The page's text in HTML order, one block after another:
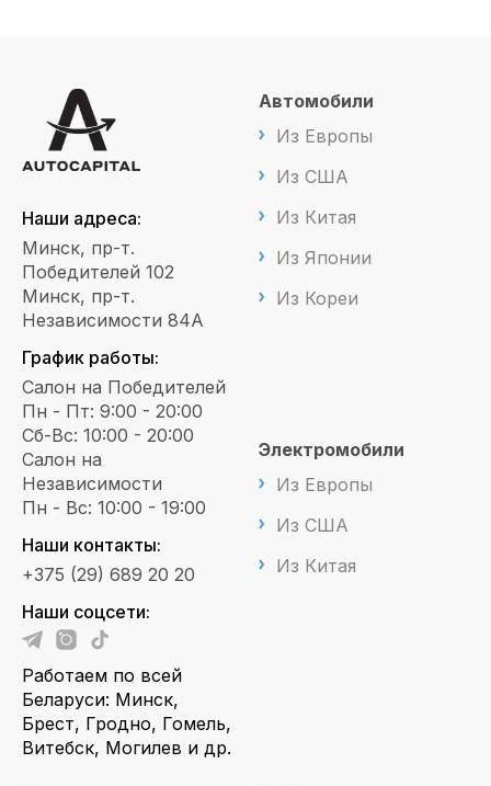
Наши адреса:
Минск, пр-т.
Победителей 102
Минск, пр-т.
Независимости 84А
График работы:
Салон на Победителей
Пн - Пт: 9:00 - 20:00
Сб-Вс: 10:00 - 20:00
Салон на
Независимости
Пн - Вс: 10:00 - 19:00
Наши контакты:
+375 (29) 689 20 20
Наши соцсети:
Работаем по всей
Беларуси: Минск,
Брест, Гродно, Гомель,
Витебск, Могилев и др.
Автомобили
Из Европы
Из США
Из Китая
Из Японии
Из Кореи
Электромобили
Из Европы
Из США
Из Китая